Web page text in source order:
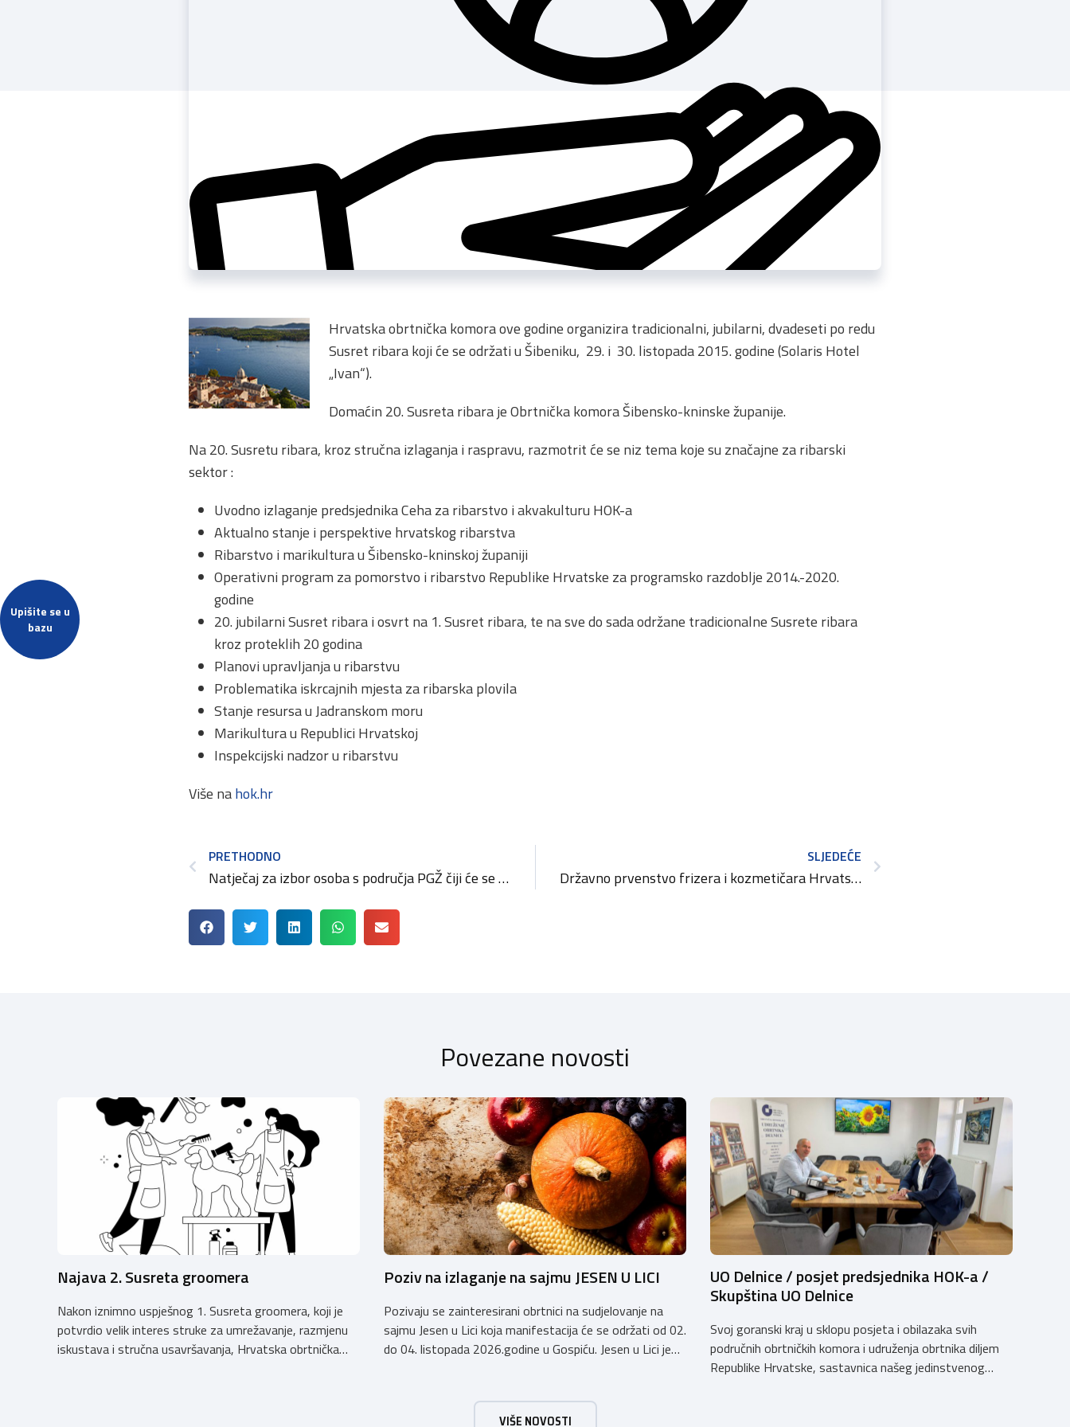
Upišite se u
bazu
Hrvatska obrtnička komora ove godine organizira tradicionalni, jubilarni, dvadeseti po redu
Susret ribara koji će se održati u Šibeniku, 29. i 30. listopada 2015. godine (Solaris Hotel
„Ivan“).
Domaćin 20. Susreta ribara je Obrtnička komora Šibensko-kninske županije.
Na 20. Susretu ribara, kroz stručna izlaganja i raspravu, razmotrit će se niz tema koje su značajne za ribarski
sektor :
Uvodno izlaganje predsjednika Ceha za ribarstvo i akvakulturu HOK-a
Aktualno stanje i perspektive hrvatskog ribarstva
Ribarstvo i marikultura u Šibensko-kninskoj županiji
Operativni program za pomorstvo i ribarstvo Republike Hrvatske za programsko razdoblje 2014.-2020.
godine
20. jubilarni Susret ribara i osvrt na 1. Susret ribara, te na sve do sada održane tradicionalne Susrete ribara
kroz proteklih 20 godina
Planovi upravljanja u ribarstvu
Problematika iskrcajnih mjesta za ribarska plovila
Stanje resursa u Jadranskom moru
Marikultura u Republici Hrvatskoj
Inspekcijski nadzor u ribarstvu
Više nahok.hr
PRETHODNO
Natječaj za izbor osoba s područja PGŽ čiji će se razvoj inovacija sufinancirati bespovratnim poticajnim sredstvima u 2015. godini
SLJEDEĆE
Državno prvenstvo frizera i kozmetičara Hrvatske
Povezane novosti
Najava 2. Susreta groomera
Nakon iznimno uspješnog 1. Susreta groomera, koji je
potvrdio velik interes struke za umrežavanje, razmjenu
iskustava i stručna usavršavanja, Hrvatska obrtnička
Poziv na izlaganje na sajmu JESEN U LICI
Pozivaju se zainteresirani obrtnici na sudjelovanje na
sajmu Jesen u Lici koja manifestacija će se održati od 02.
do 04. listopada 2026.godine u Gospiću. Jesen u Lici je
kulturnu i etno manifestaciju na području Ličko-senjske
UO Delnice / posjet predsjednika HOK-a /
Skupština UO Delnice
Svoj goranski kraj u sklopu posjeta i obilazaka svih
područnih obrtničkih komora i udruženja obrtnika diljem
Republike Hrvatske, sastavnica našeg jedinstvenog
VIŠE NOVOSTI